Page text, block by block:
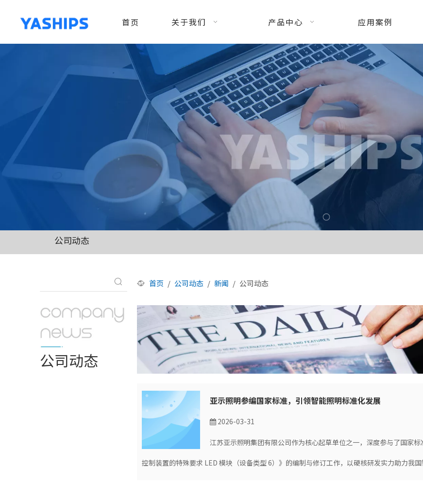
首页 关于我们 产品中心 应用案例
公司动态
首页 / 公司动态 / 新闻 / 公司动态
公司动态
亚示照明参编国家标准，引领智能照明标准化发展
2026-03-31
江苏亚示照明集团有限公司作为核心起草单位之一，深度参与了国家
控制装置的特殊要求 LED 模块（设备类型 6）》的编制与修订工作，以硬核研发实力助力我国